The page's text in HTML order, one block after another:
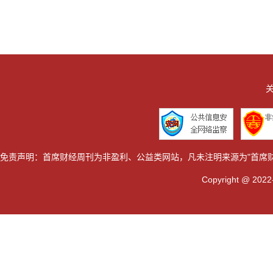
免责声明：首席财经周刊为非盈利、公益类网站，凡未注明来源为"首
Copyright @